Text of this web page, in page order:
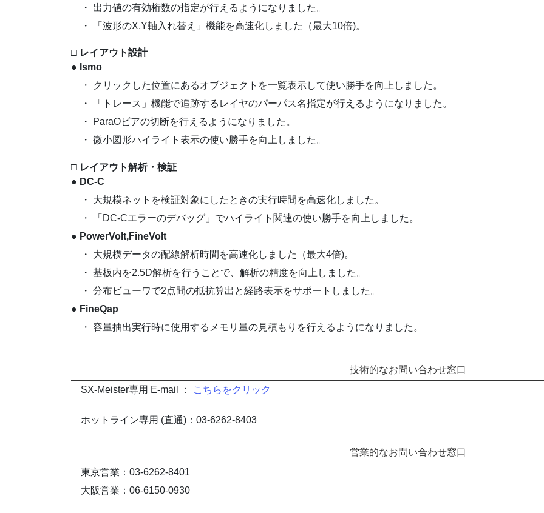
・ 出力値の有効桁数の指定が行えるようになりました。
・ 「波形のX,Y軸入れ替え」機能を高速化しました（最大10倍)。
□ レイアウト設計
● Ismo
・ クリックした位置にあるオブジェクトを一覧表示して使い勝手を向上しました。
・ 「トレース」機能で追跡するレイヤのパーパス名指定が行えるようになりました。
・ ParaOビアの切断を行えるようになりました。
・ 微小図形ハイライト表示の使い勝手を向上しました。
□ レイアウト解析・検証
● DC-C
・ 大規模ネットを検証対象にしたときの実行時間を高速化しました。
・ 「DC-Cエラーのデバッグ」でハイライト関連の使い勝手を向上しました。
● PowerVolt,FineVolt
・ 大規模データの配線解析時間を高速化しました（最大4倍)。
・ 基板内を2.5D解析を行うことで、解析の精度を向上しました。
・ 分布ビューワで2点間の抵抗算出と経路表示をサポートしました。
● FineQap
・ 容量抽出実行時に使用するメモリ量の見積もりを行えるようになりました。
技術的なお問い合わせ窓口
SX-Meister専用 E-mail ：
こちらをクリック
ホットライン専用 (直通)：03-6262-8403
営業的なお問い合わせ窓口
東京営業：03-6262-8401
大阪営業：06-6150-0930